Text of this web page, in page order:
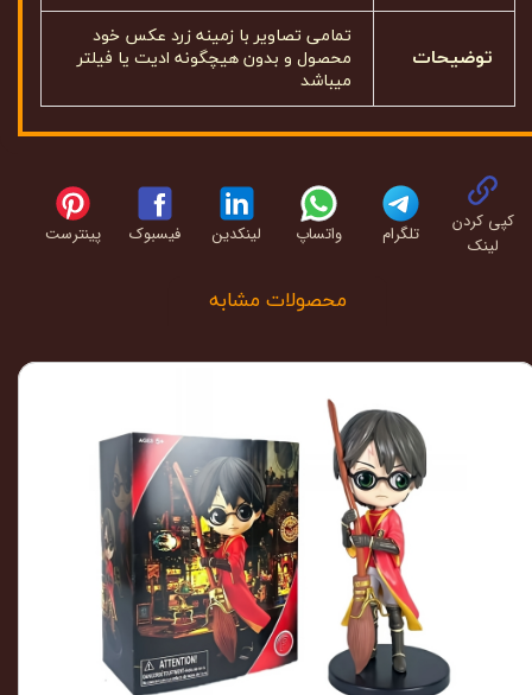
توضیحات
تمامی تصاویر با زمینه زرد عکس خود
محصول و بدون هیچگونه ادیت یا فیلتر
میباشد
محصولات مشابه
کپی کردن
لینک
تلگرام واتساپ لینکدین فیسبوک پینترست